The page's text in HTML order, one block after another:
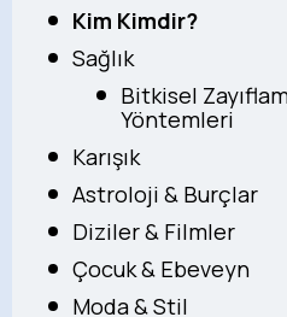
Kim Kimdir?
Sağlık
Bitkisel
Yöntemleri
Karışık
Astroloji & Burçlar
Diziler & Filmler
Çocuk & Ebeveyn
Moda & Stil